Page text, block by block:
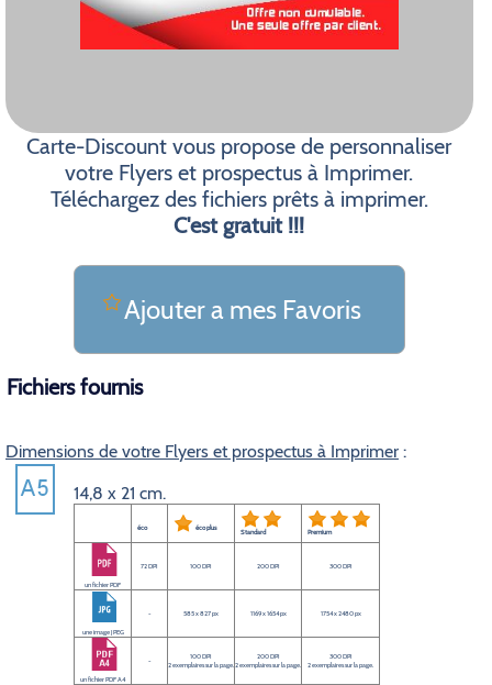
Carte-Discount vous propose de personnaliser
votre Flyers et prospectus à Imprimer.
Téléchargez des fichiers prêts à imprimer.
C'est gratuit !!!
Ajouter a mes Favoris
Fichiers fournis
Dimensions de votre Flyers et prospectus à Imprimer :
14,8 x 21 cm.
éco éco plus Standard Premium
un fichier PDF
72 DPI 100 DPI 200 DPI 300 DPI
une image JPEG
- 585 x 827 px 1169 x 1654 px 1754 x 2480 px
un fichier PDF A4
-
100 DPI
2 exemplaires sur la page.
200 DPI
2 exemplaires sur la page.
300 DPI
2 exemplaires sur la page.